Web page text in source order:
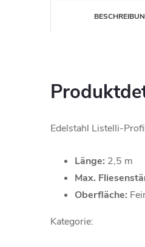
Edelstahl Listelli-
Länge: 2,5 m
Max.
Oberfläche:
Kategorie: